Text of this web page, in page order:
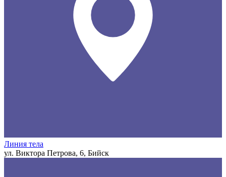
Линия тела
ул. Виктора Петрова, 6, Бийск